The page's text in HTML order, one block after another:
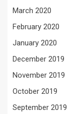
March 2020
February 2020
January 2020
December 2019
November 2019
October 2019
September 2019